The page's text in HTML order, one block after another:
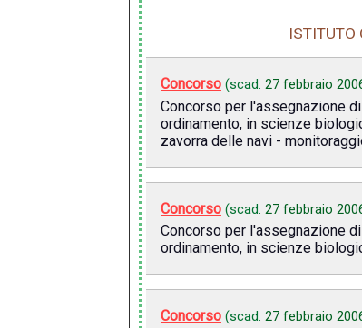
ISTITUTO
Concorso (scad. 27 febbraio
Concorso per l'assegnazione
ordinamento, in scienze
zavorra delle navi -
Concorso (scad. 27 febbraio
Concorso per l'assegnazione
ordinamento, in scienze
Concorso (scad. 27 febbraio